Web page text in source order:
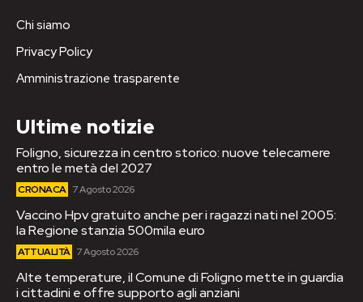
Chi siamo
Privacy Policy
Amministrazione trasparente
Ultime notizie
Foligno, sicurezza in centro storico: nuove telecamere
entro le metà del 2027
CRONACA 7 Agosto 2026
Vaccino Hpv gratuito anche per i ragazzi nati nel 2005:
la Regione stanzia 500mila euro
ATTUALITÀ 7 Agosto 2026
Alte temperature, il Comune di Foligno mette in guardia
i cittadini e offre supporto agli anziani